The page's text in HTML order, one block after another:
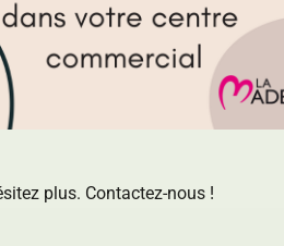
plus. Contactez-nous !